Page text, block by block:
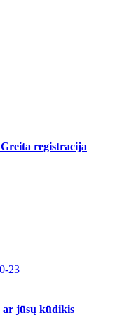
registracija
23
ar jūsų kūdikis